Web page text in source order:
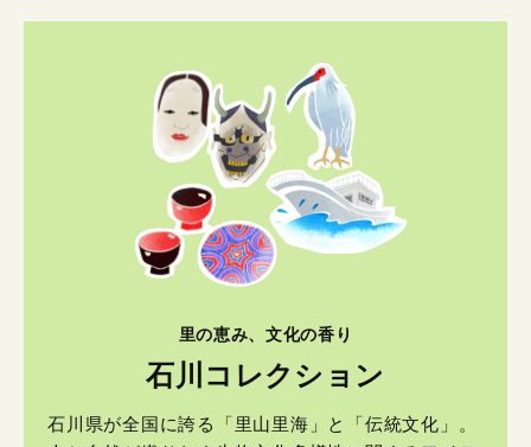
里の恵み、文化の香り
石川コレクション
石川県が全国に誇る「里山里海」と「伝統文化」。